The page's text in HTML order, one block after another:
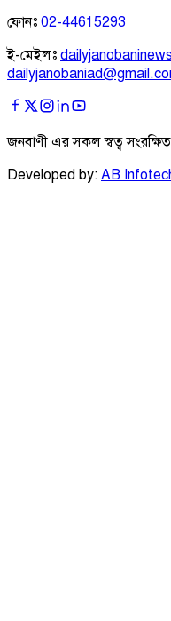
ফোনঃ 02-44615293
ই-মেইলঃ
জনবাণী এর সকল স্বত্ব
Developed by: AB